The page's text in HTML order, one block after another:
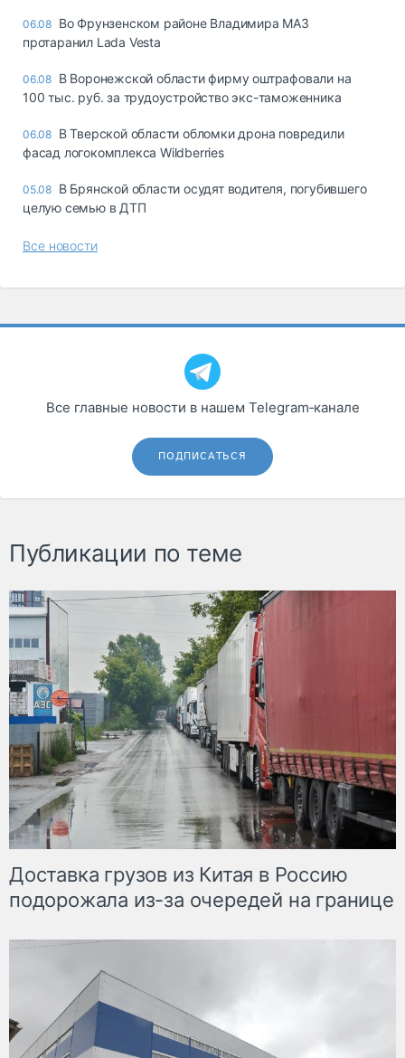
06.08 Во Фрунзенском районе Владимира МАЗ
протаранил Lada Vesta
06.08 В Воронежской области фирму оштрафовали на
100 тыс. руб. за трудоустройство экс-таможенника
06.08 В Тверской области обломки дрона повредили
фасад логокомплекса Wildberries
05.08 В Брянской области осудят водителя, погубившего
целую семью в ДТП
Все новости
Все главные новости в нашем Telegram‑канале
ПОДПИСАТЬСЯ
Публикации по теме
Доставка грузов из Китая в Россию
подорожала из-за очередей на границе